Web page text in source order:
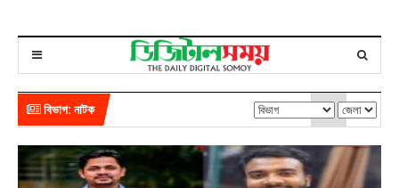
বিভাগ: নাটক